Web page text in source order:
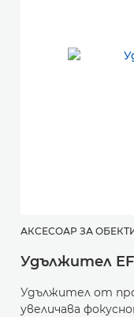
АКСЕСОАР ЗА
Удължител EF
Удължител от
увеличава